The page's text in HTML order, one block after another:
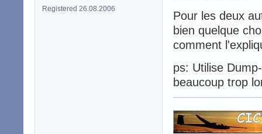
Registered 26.08.2006
Pour les deux
bien quelque
comment
ps: Utilise
beaucoup trop